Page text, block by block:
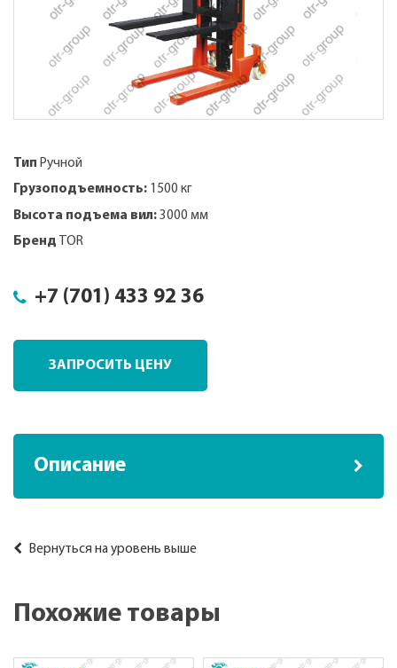
Тип Ручной
Грузоподъемность: 1500 кг
Высота подъема вил:3000 мм
Бренд
TOR
+7 (701) 433 92 36
ЗАПРОСИТЬ ЦЕНУ
Описание
Вернуться на уровень выше
Похожие товары